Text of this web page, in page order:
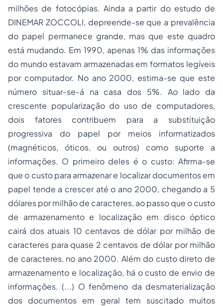
milhões de fotocópias. Ainda a partir do estudo de
DINEMAR ZOCCOLI, depreende-se que a prevalência
do papel permanece grande, mas que este quadro
está mudando. Em 1990, apenas 1% das informações
do mundo estavam armazenadas em formatos legíveis
por computador. No ano 2000, estima-se que este
número situar-se-á na casa dos 5%. Ao lado da
crescente popularização do uso de computadores,
dois fatores contribuem para a substituição
progressiva do papel por meios informatizados
(magnéticos, óticos, ou outros) como suporte a
informações. O primeiro deles é o custo: Afirma-se
que o custo para armazenar e localizar documentos em
papel tende a crescer até o ano 2000, chegando a 5
dólares por milhão de caracteres, ao passo que o custo
de armazenamento e localização em disco óptico
cairá dos atuais 10 centavos de dólar por milhão de
caracteres para quase 2 centavos de dólar por milhão
de caracteres, no ano 2000. Além do custo direto de
armazenamento e localização, há o custo de envio de
informações. (...) Ofenômeno da desmaterialização
dos documentos em geral tem suscitado muitos